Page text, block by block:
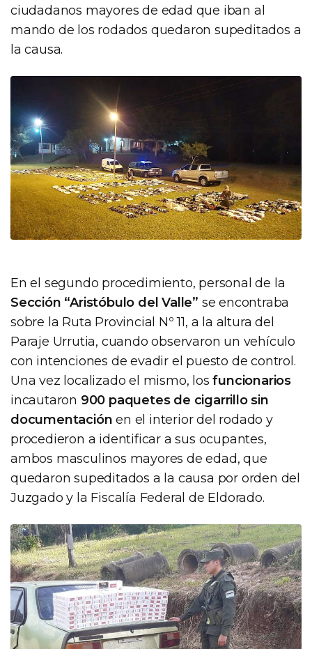
ciudadanos mayores de edad que iban al
mando de los rodados quedaron supeditados a
la causa.
En el segundo procedimiento, personal de la
Sección “Aristóbulo del Valle” se encontraba
sobre la Ruta Provincial Nº 11, a la altura del
Paraje Urrutia, cuando observaron un vehículo
con intenciones de evadir el puesto de control.
Una vez localizado el mismo, losfuncionarios
incautaron 900 paquetes de cigarrillo sin
documentación en el interior del rodado y
procedieron a identificar a sus ocupantes,
ambos masculinos mayores de edad, que
quedaron supeditados a la causa por orden del
Juzgado y la Fiscalía Federal de Eldorado.